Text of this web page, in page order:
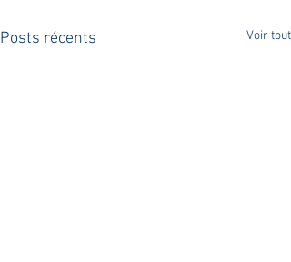
Posts récents Voir tout